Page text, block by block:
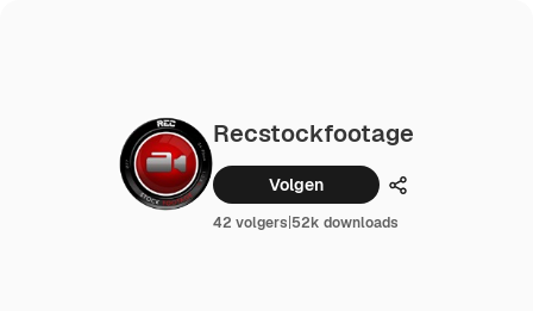
Recstockfootage
Volgen Delen
42 volgers|52k downloads